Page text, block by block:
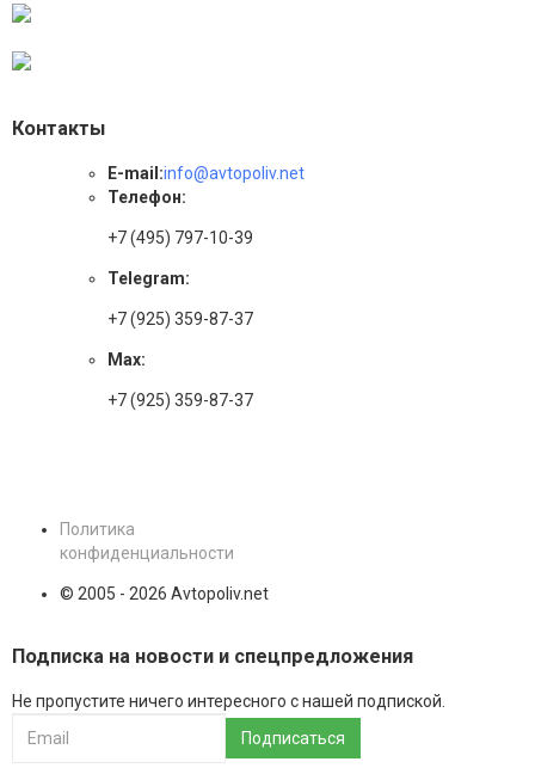
Контакты
E-mail:info@avtopoliv.net
Телефон:
+7 (495) 797-10-39
Telegram:
+7 (925) 359-87-37
Max:
+7 (925) 359-87-37
Политика
конфиденциальности
© 2005 - 2026 Avtopoliv.net
Подписка на новости и спецпредложения
Не пропустите ничего интересного с нашей подпиской.